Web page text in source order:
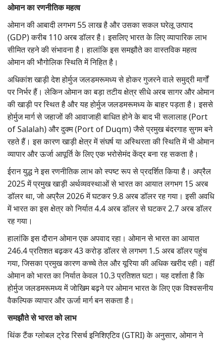
ओमान का रणनीतिक महत्व
ओमान की आबादी लगभग 55 लाख है और उसका सकल घरेलू उत्पाद
(GDP) करीब 110 अरब डॉलर है। इसलिए भारत के लिए व्यापारिक लाभ
सीमित रहने की संभावना है। हालांकि इस समझौते का वास्तविक महत्व
ओमान की भौगोलिक स्थिति में निहित है।
अधिकांश खाड़ी देश होर्मुज जलडमरूमध्य से होकर गुजरने वाले समुद्री मार्गों
पर निर्भर हैं। लेकिन ओमान का बड़ा तटीय क्षेत्र सीधे अरब सागर और ओमान
की खाड़ी पर स्थित है और यह होर्मुज जलडमरूमध्य के बाहर पड़ता है। इससे
होर्मुज मार्ग से जहाजों की आवाजाही बाधित होने के बाद भी सलालाह (Port
of Salalah) और दुक्म (Port of Duqm) जैसे प्रमुख बंदरगाह सुगम बने
रहते हैं। इस कारण खाड़ी क्षेत्र में संघर्ष या अस्थिरता की स्थिति में भी ओमान
व्यापार और ऊर्जा आपूर्ति के लिए एक भरोसेमंद केंद्र बना रह सकता है।
ईरान युद्ध ने इस रणनीतिक लाभ को स्पष्ट रूप से प्रदर्शित किया है। अप्रैल
2025 में प्रमुख खाड़ी अर्थव्यवस्थाओं से भारत का आयात लगभग 15 अरब
डॉलर था, जो अप्रैल 2026 में घटकर 9.8 अरब डॉलर रह गया। इसी अवधि
में भारत का इस क्षेत्र को निर्यात 4.4 अरब डॉलर से घटकर 2.7 अरब डॉलर
रह गया।
हालांकि इस दौरान ओमान एक अपवाद रहा। ओमान से भारत का आयात
246.4 प्रतिशत बढ़कर 43 करोड़ डॉलर से लगभग 1.5 अरब डॉलर पहुंच
गया, जिसका प्रमुख कारण कच्चे तेल और यूरिया की अधिक खरीद रही। वहीं
ओमान को भारत का निर्यात केवल 10.3 प्रतिशत घटा। यह दर्शाता है कि
होर्मुज जलडमरूमध्य में जोखिम बढ़ने पर ओमान भारत के लिए एक विश्वसनीय
वैकल्पिक व्यापार और ऊर्जा मार्ग बन सकता है।
समझौते से भारत को लाभ
थिंक टैंक ग्लोबल ट्रेड रिसर्च इनिशिएटिव (GTRI) के अनुसार, ओमान ने